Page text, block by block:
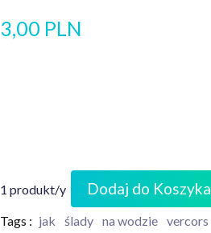
3,00 PLN
1 produkt/y Dodaj do Koszyka
Tags : jak ślady na wodzie vercors